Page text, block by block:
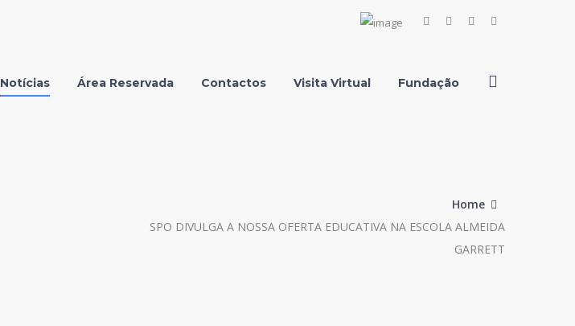
FacebookInstagramYoutube
Notícias Área Reservada Contactos Visita Virtual Fundação
Home
SPO DIVULGA A NOSSA OFERTA EDUCATIVA NA ESCOLA ALMEIDA
GARRETT